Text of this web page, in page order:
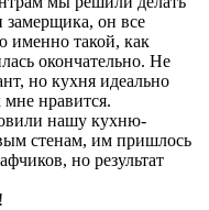
замерщика, он все
именно такой, как
окончательно. Не
но кухня идеально
мне нравится.
нашу кухню-
стенам, им пришлось
но результат